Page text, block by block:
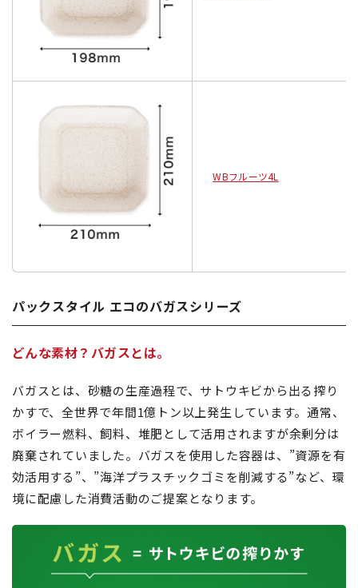
WBフルーツ4L
パックスタイル エコのバガスシリーズ
どんな素材？バガスとは。
バガスとは、砂糖の生産過程で、サトウキビから出る搾り
かすで、全世界で年間1億トン以上発生しています。通常、
ボイラー燃料、飼料、堆肥として活用されますが余剰分は
廃棄されていました。バガスを使用した容器は、”資源を有
効活用する”、”海洋プラスチックゴミを削減する”など、環
境に配慮した消費活動のご提案となります。